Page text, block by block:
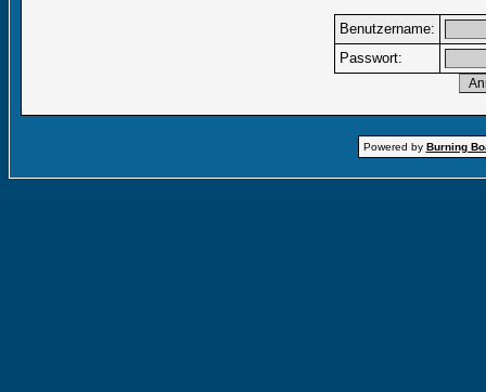
Benutzername:
Passwort:
Powered by Burning